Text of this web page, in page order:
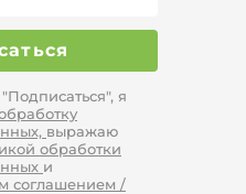
я
выражаю
обработки
и
соглашением /